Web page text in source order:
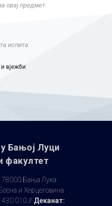
овај предмет.
испита.
вјежби
у Бањoj Луци
факултет
78000 Бања Лука
и Херцеговина
010 // Деканат: